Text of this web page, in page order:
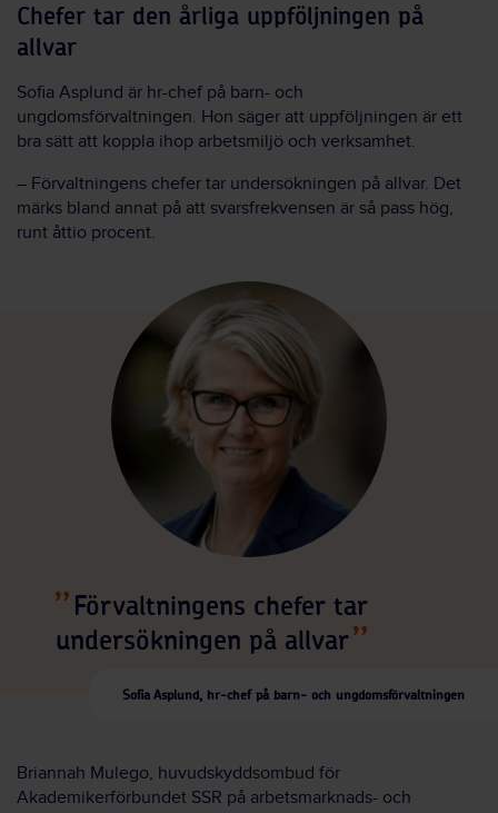
Chefer tar den årliga uppföljningen på
allvar
Sofia Asplund är hr-chef på barn- och
ungdomsförvaltningen. Hon säger att uppföljningen är ett
bra sätt att koppla ihop arbetsmiljö och verksamhet.
– Förvaltningens chefer tar undersökningen på allvar. Det
märks bland annat på att svarsfrekvensen är så pass hög,
runt åttio procent.
Förvaltningens chefer tar
undersökningen på allvar
Sofia Asplund, hr-chef på barn- och ungdomsförvaltningen
Briannah Mulego, huvudskyddsombud för
Akademikerförbundet SSR på arbetsmarknads- och